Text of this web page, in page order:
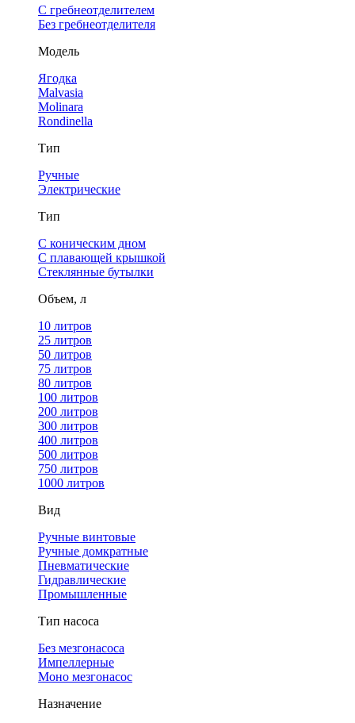
С гребнеотделителем
Без гребнеотделителя
Модель
Ягодка
Malvasia
Molinara
Rondinella
Тип
Ручные
Электрические
Тип
С коническим дном
С плавающей крышкой
Стеклянные бутылки
Объем, л
10 литров
25 литров
50 литров
75 литров
80 литров
100 литров
200 литров
300 литров
400 литров
500 литров
750 литров
1000 литров
Вид
Ручные винтовые
Ручные домкратные
Пневматические
Гидравлические
Промышленные
Тип насоса
Без мезгонасоса
Импеллерные
Моно мезгонасос
Назначение